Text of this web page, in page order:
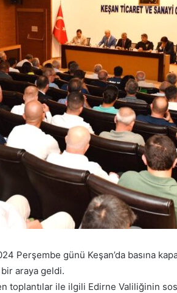
Perşembe günü Keşan’da basına
araya geldi.
toplantılar ile ilgili Edirne Valiliğinin